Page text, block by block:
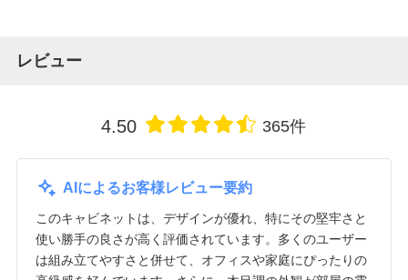
レビュー
4.50 365件
AIによるお客様レビュー要約
このキャビネットは、デザインが優れ、特にその堅牢さと
使い勝手の良さが高く評価されています。多くのユーザー
は組み立てやすさと併せて、オフィスや家庭にぴったりの